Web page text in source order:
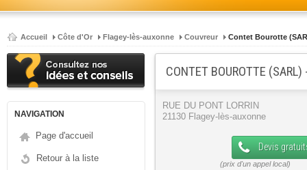
Accueil Côte d'Or Flagey-lès-auxonne Couvreur Contet Bourotte
NAVIGATION
Page d'accueil
Retour à la liste
CONTET BOUROTTE (SARL)
RUE DU PONT LORRIN
21130 Flagey-lès-auxonne
Devis